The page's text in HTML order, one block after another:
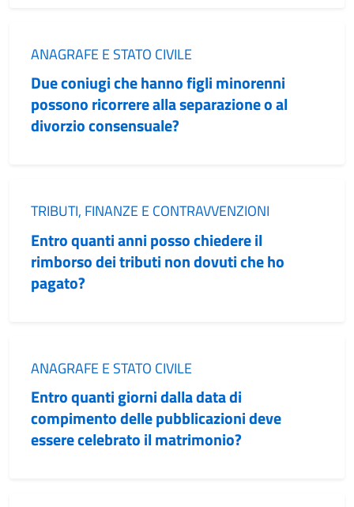
Categoria:
ANAGRAFE E STATO CIVILE
Due coniugi che hanno figli minorenni
possono ricorrere alla separazione o al
divorzio consensuale?
Categoria:
TRIBUTI, FINANZE E CONTRAVVENZIONI
Entro quanti anni posso chiedere il
rimborso dei tributi non dovuti che ho
pagato?
Categoria:
ANAGRAFE E STATO CIVILE
Entro quanti giorni dalla data di
compimento delle pubblicazioni deve
essere celebrato il matrimonio?